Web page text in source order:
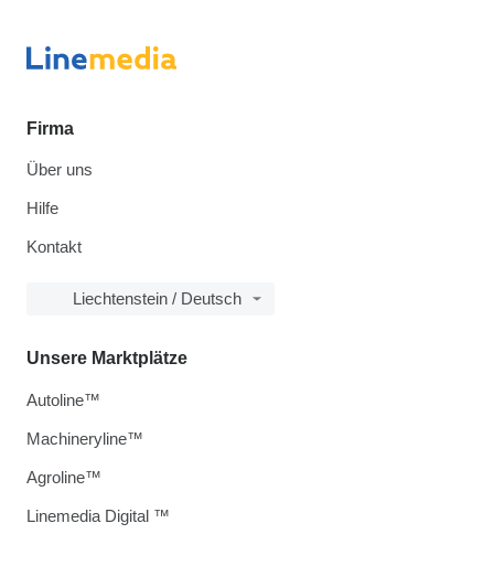
Firma
Über uns
Hilfe
Kontakt
Liechtenstein / Deutsch
Unsere Marktplätze
Autoline™
Machineryline™
Agroline™
Linemedia Digital ™